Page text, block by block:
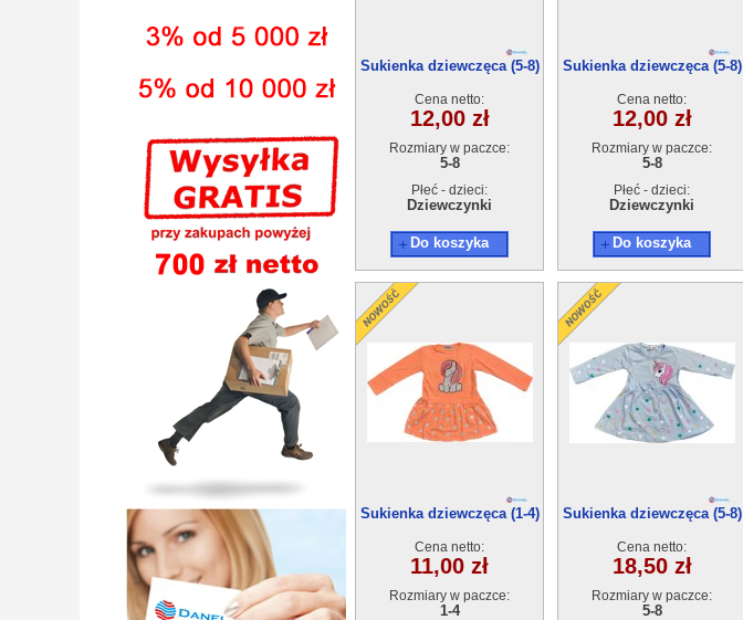
Sukienka dziewczęca (5-8)
Cena netto:
12,00 zł
Rozmiary w paczce:
5-8
Płeć - dzieci:
Dziewczynki
Do koszyka
Sukienka dziewczęca (5-8)
Cena netto:
12,00 zł
Rozmiary w paczce:
5-8
Płeć - dzieci:
Dziewczynki
Do koszyka
Sukienka dziewczęca (1-4)
Cena netto:
11,00 zł
Rozmiary w paczce:
1-4
Sukienka dziewczęca (5-8)
Cena netto:
18,50 zł
Rozmiary w paczce:
5-8